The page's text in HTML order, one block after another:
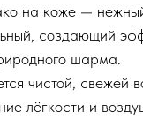
на коже —
создающий
шарма.
чистой, свежей
лёгкости и